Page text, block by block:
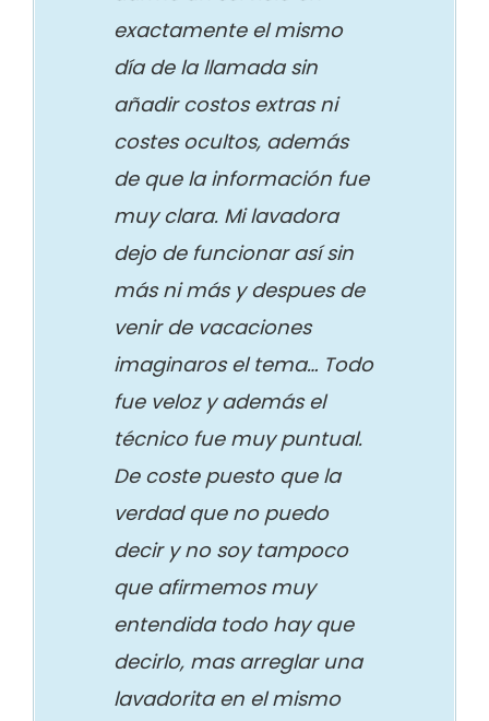
exactamente el mismo
día de la llamada sin
añadir costos extras ni
costes ocultos, además
de que la información fue
muy clara. Mi lavadora
dejo de funcionar así sin
más ni más y despues de
venir de vacaciones
imaginaros el tema… Todo
fue veloz y además el
técnico fue muy puntual.
De coste puesto que la
verdad que no puedo
decir y no soy tampoco
que afirmemos muy
entendida todo hay que
decirlo, mas arreglar una
lavadorita en el mismo